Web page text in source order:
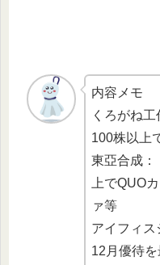
内容メモ
くろがね工
100株以上
東亞合成：
上でQUO
ァ等
アイフィ
12月優待